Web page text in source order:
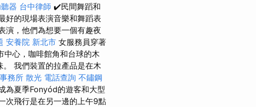
器 台中律師 ✔️民間舞蹈和
好的現場表演音樂和舞蹈表
演，他們為想要一個有趣夜
安養院 新北市 女服務員穿著
心，咖啡館角和台球的木
我們裝置的拉產品是在木
務所 散光 電話查詢 不鏽鋼
為夏季Fonyód的遊客和大型
次飛行是在另一邊的上午9點